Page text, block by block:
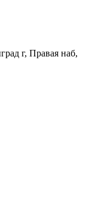
г, Правая наб,